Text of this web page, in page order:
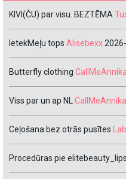
KIVI(ČU) par visu. BEZTĒMA
IetekMeļu tops Alisebexx
Butterfly clothing CallMeAnnika
Viss par un ap NLCallMeAnnika
Ceļošana bez otrās pusītes
Procedūras pie elitebeauty_lips